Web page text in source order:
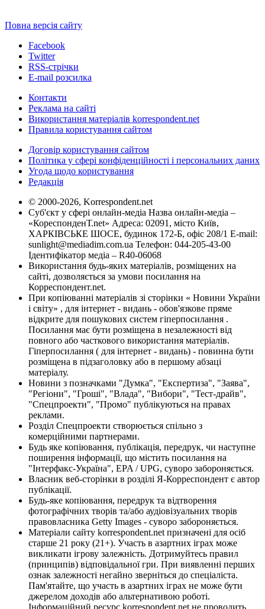
Повна версія сайту
Facebook
Twitter
RSS-стрічки
E-mail розсилка
Контакти
Реклама на сайті
Використання матеріалів korrespondent.net
Правила користування сайтом
Договір користування сайтом
Політика у сфері конфіденційності і персональних даних
Угода щодо користування
Редакція
© 2000-2026, Korrespondent.net
Суб'єкт у сфері онлайн-медіа Назва онлайн-медіа –
«КореспонденТ.net» Адреса: 02091, місто Київ,
ХАРКІВСЬКЕ ШОСЕ, будинок 172-Б, офіс 208/1 E-mail:
sunlight@mediadim.com.ua Телефон: 044-205-43-00
Ідентифікатор медіа – R40-06068
Використання будь-яких матеріалів, розміщених на
сайті, дозволяється за умови посилання на
Корреспондент.net.
При копіюванні матеріалів зі сторінки « Новини України
і світу» , для інтернет - видань - обов'язкове пряме
відкрите для пошукових систем гіперпосилання .
Посилання має бути розміщена в незалежності від
повного або часткового використання матеріалів.
Гіперпосилання ( для інтернет - видань) - повинна бути
розміщена в підзаголовку або в першому абзаці
матеріалу.
Новини з позначками "Думка", "Експертиза", "Заява",
"Регіони", "Гроші", "Влада", "Вибори", "Тест-драйв",
"Спецпроекти", "Промо" публікуються на правах
реклами.
Розділ Спецпроекти створюється спільно з
комерційними партнерами.
Будь яке копіювання, публікація, передрук, чи наступне
поширення інформації, що містить посилання на
"Інтерфакс-Україна", EPA / UPG, суворо забороняється.
Власник веб-сторінки в розділі Я-Корреспондент є автор
публікації.
Будь-яке копіювання, передрук та відтворення
фотографічних творів та/або аудіовізуальних творів
правовласника Getty Images - суворо забороняється.
Матеріали сайту korrespondent.net призначені для осіб
старше 21 року (21+). Участь в азартних іграх може
викликати ігрову залежність. Дотримуйтесь правил
(принципів) відповідальної гри. При виявленні перших
ознак залежності негайно зверніться до спеціаліста.
Пам'ятайте, що участь в азартних іграх не може бути
джерелом доходів або альтернативою роботі.
Інформаційний ресурс korrespondent.net не проводить